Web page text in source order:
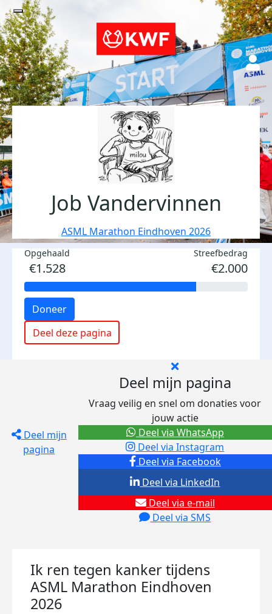
Job Vandervinnen
ASML Marathon Eindhoven 2026
Opgehaald
€1.528
Streefbedrag
€2.000
Doneer
Deel deze pagina
Deel mijn
pagina
Deel mijn pagina
Vraag veilig en snel om donaties voor
jouw actie
Deel via Facebook
Deel via Instagram
Deel via e-mail
Deel via SMS
Deel via LinkedIn
Deel via WhatsApp
Ik ren tegen kanker tijdens
ASML Marathon Eindhoven
2026